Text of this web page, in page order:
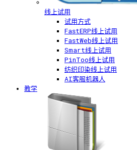
线上试用
试用方式
FastERP线上试用
FastWeb线上试用
Smart线上试用
PinToo线上试用
纺织印染线上试用
AI客服机器人
教学